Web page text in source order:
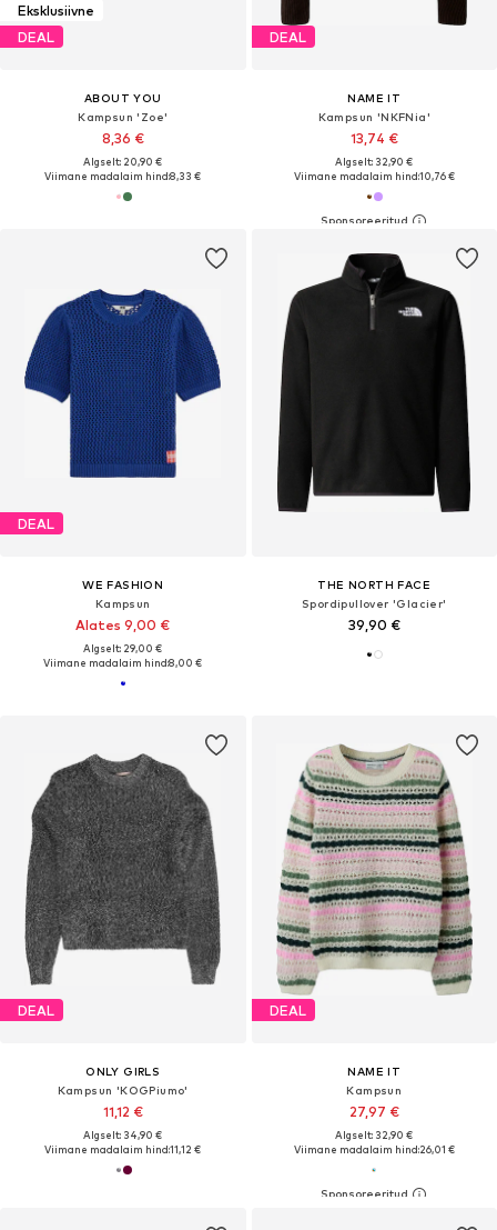
Eksklusiivne
DEAL
ABOUT YOU
Kampsun 'Zoe'
8,36 €
Algselt: 20,90 €
Viimane madalaim hind:8,33 €
DEAL
NAME IT
Kampsun 'NKFNia'
13,74 €
Algselt: 32,90 €
Viimane madalaim hind:10,76 €
DEAL
WE FASHION
Kampsun
Alates 9,00 €
Algselt: 29,00 €
Viimane madalaim hind:8,00 €
THE NORTH FACE
Spordipullover 'Glacier'
39,90 €
DEAL
ONLY GIRLS
Kampsun 'KOGPiumo'
11,12 €
Algselt: 34,90 €
Viimane madalaim hind:11,12 €
DEAL
NAME IT
Kampsun
27,97 €
Algselt: 32,90 €
Viimane madalaim hind:26,01 €